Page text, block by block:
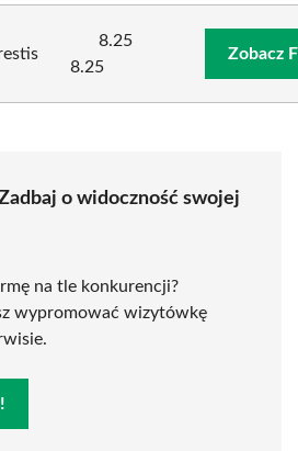
8.25
8.25
Zobacz
o widoczność swojej
na tle konkurencji?
wypromować wizytówkę